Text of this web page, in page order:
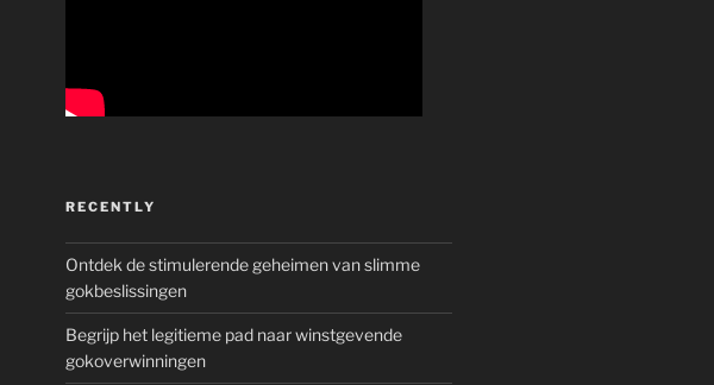
RECENTLY
Ontdek de stimulerende geheimen van slimme
gokbeslissingen
Begrijp het legitieme pad naar winstgevende
gokoverwinningen